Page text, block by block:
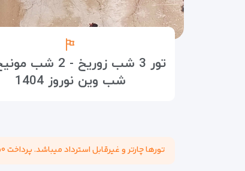
شب وین نوروز 1404
تورها چارتر و غیرقابل استرداد میباشد. پرداخت ۵۰٪ مبلغ تور هنگام عقد قرارداد الزامی میباشد. مسئولیت کنترل پاسپورت بابت هرگونه ممنوعیت خروج از کشور به عهده مسافر میباشد.